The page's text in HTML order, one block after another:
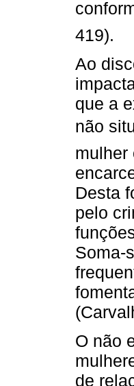
419).
Ao
que a
não
mulher
Desta
pelo
Soma-
O não
de